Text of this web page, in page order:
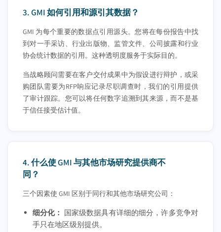
3.GMI 如何引用和源引其数据？
GMI 为每个重要的数据点引用源头。您将在每份报告中找
到对一手采访、行业出版物、监管文件、公司披露和行业
协会统计数据的引用。这种透明度服务于实际目的。
当战略顾问需要在客户交付成果中为假设进行辩护，或采
购团队需要为RFP响应记录尽职调查时，我们的引用提供
了审计跟踪。您可以将任何数字追溯到其来源，而不是基
于信任接受估计值。
4.什么使 GMI 与其他市场研究提供商不
同？
三个因素使 GMI 区别于同行和其他市场研究公司：
细分化： 国家级数据具有详细的细分，许多竞争对
手只在地区级别提供。